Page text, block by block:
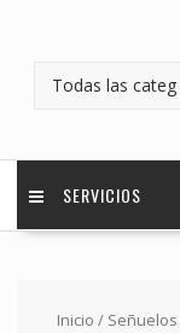
SERVICIOS
Inicio / Señuelos